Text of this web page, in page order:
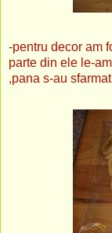
-pentru decor am
parte din ele le-
,pana s-au